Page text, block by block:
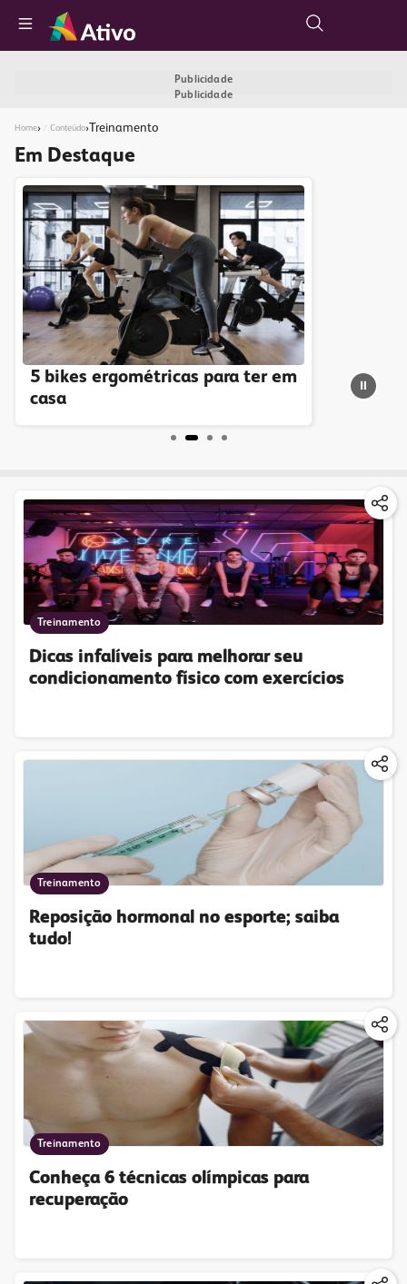
Publicidade
Publicidade
Home› Conteúdo› Treinamento
Em Destaque
5 bikes ergométricas para ter em
casa
Treinamento
Dicas infalíveis para melhorar seu
condicionamento físico com exercícios
Treinamento
Reposição hormonal no esporte; saiba
tudo!
Treinamento
Conheça 6 técnicas olímpicas para
recuperação